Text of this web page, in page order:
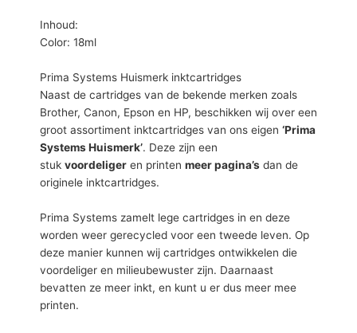
Inhoud:
Color: 18ml
Prima Systems Huismerk inktcartridges
Naast de cartridges van de bekende merken zoals
Brother, Canon, Epson en HP, beschikken wij over een
groot assortiment inktcartridges van ons eigen ‘Prima
Systems Huismerk’. Deze zijn een
stuk voordeliger en printen meer pagina’s dan de
originele inktcartridges.
Prima Systems zamelt lege cartridges in en deze
worden weer gerecycled voor een tweede leven. Op
deze manier kunnen wij cartridges ontwikkelen die
voordeliger en milieubewuster zijn. Daarnaast
bevatten ze meer inkt, en kunt u er dus meer mee
printen.